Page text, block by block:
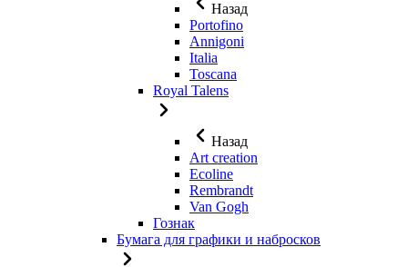
Назад
Portofino
Annigoni
Italia
Toscana
Royal Talens
Назад
Art creation
Ecoline
Rembrandt
Van Gogh
Гознак
Бумага для графики и набросков